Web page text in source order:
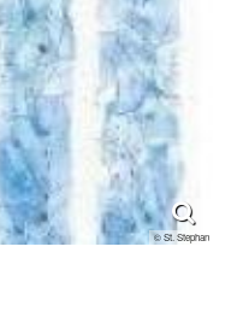
© St. Stephan